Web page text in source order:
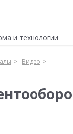
и технологии
Видео